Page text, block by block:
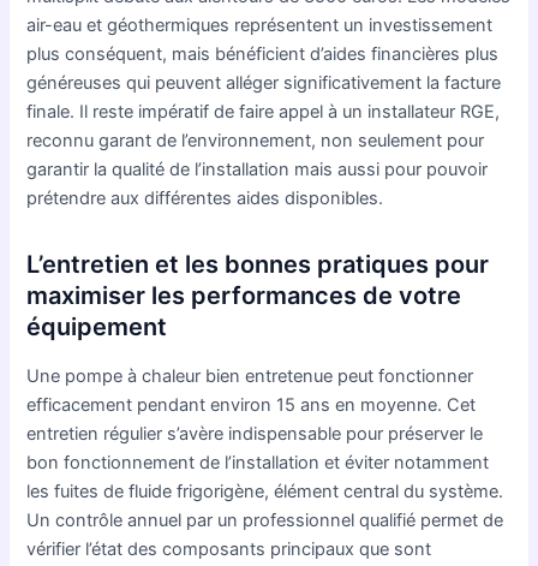
air-eau et géothermiques représentent un investissement
plus conséquent, mais bénéficient d’aides financières plus
généreuses qui peuvent alléger significativement la facture
finale. Il reste impératif de faire appel à un installateur RGE,
reconnu garant de l’environnement, non seulement pour
garantir la qualité de l’installation mais aussi pour pouvoir
prétendre aux différentes aides disponibles.
L’entretien et les bonnes pratiques pour
maximiser les performances de votre
équipement
Une pompe à chaleur bien entretenue peut fonctionner
efficacement pendant environ 15 ans en moyenne. Cet
entretien régulier s’avère indispensable pour préserver le
bon fonctionnement de l’installation et éviter notamment
les fuites de fluide frigorigène, élément central du système.
Un contrôle annuel par un professionnel qualifié permet de
vérifier l’état des composants principaux que sont